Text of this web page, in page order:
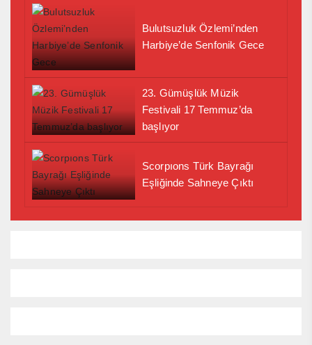
Bulutsuzluk Özlemi’nden
Harbiye’de Senfonik Gece
23. Gümüşlük Müzik
Festivali 17 Temmuz’da
başlıyor
Scorpıons Türk Bayrağı
Eşliğinde Sahneye Çıktı